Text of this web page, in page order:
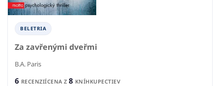
Za zavřenými dveřmi
B.A. Paris
6RECENZIÍCENA Z 8KNÍHKUPECTIEV